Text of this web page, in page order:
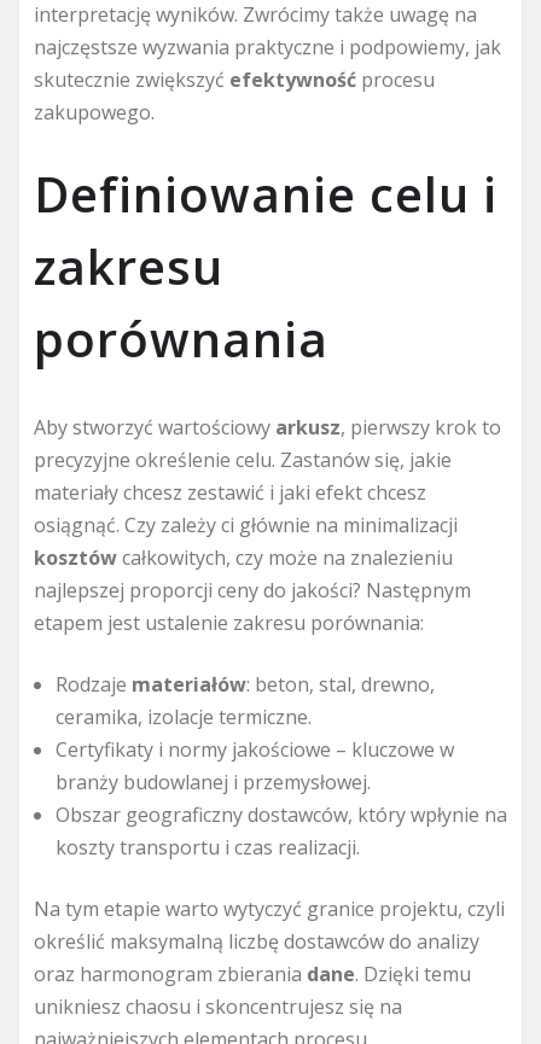
interpretację wyników. Zwrócimy także uwagę na
najczęstsze wyzwania praktyczne i podpowiemy, jak
skutecznie zwiększyć efektywność procesu
zakupowego.
Definiowanie celu i
zakresu
porównania
Aby stworzyć wartościowy arkusz, pierwszy krok to
precyzyjne określenie celu. Zastanów się, jakie
materiały chcesz zestawić i jaki efekt chcesz
osiągnąć. Czy zależy ci głównie na minimalizacji
kosztówcałkowitych, czy może na znalezieniu
najlepszej proporcji ceny do jakości? Następnym
etapem jest ustalenie zakresu porównania:
Rodzaje materiałów: beton, stal, drewno,
ceramika, izolacje termiczne.
Certyfikaty i normy jakościowe – kluczowe w
branży budowlanej i przemysłowej.
Obszar geograficzny dostawców, który wpłynie na
koszty transportu i czas realizacji.
Na tym etapie warto wytyczyć granice projektu, czyli
określić maksymalną liczbę dostawców do analizy
oraz harmonogram zbierania dane. Dzięki temu
unikniesz chaosu i skoncentrujesz się na